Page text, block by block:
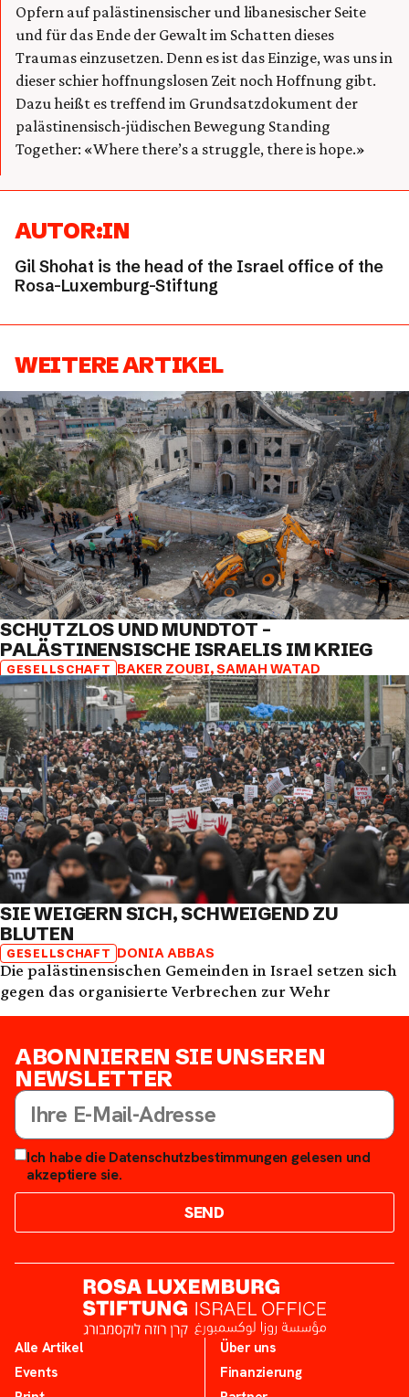
Opfern auf palästinensischer und libanesischer Seite
und für das Ende der Gewalt im Schatten dieses
Traumas einzusetzen. Denn es ist das Einzige, was uns in
dieser schier hoffnungslosen Zeit noch Hoffnung gibt.
Dazu heißt es treffend im Grundsatzdokument der
palästinensisch-jüdischen Bewegung Standing
Together: «Where there’s a struggle, there is hope.»
AUTOR:IN
Gil Shohat is the head of the Israel office of the
Rosa-Luxemburg-Stiftung
WEITERE ARTIKEL
SCHUTZLOS UND MUNDTOT –
PALÄSTINENSISCHE ISRAELIS IM KRIEG
GESELLSCHAFT BAKER ZOUBI,SAMAH WATAD
SIE WEIGERN SICH, SCHWEIGEND ZU
BLUTEN
GESELLSCHAFT DONIA ABBAS
Die palästinensischen Gemeinden in Israel setzen sich
gegen das organisierte Verbrechen zur Wehr
ABONNIEREN SIE UNSEREN
NEWSLETTER
Ich habe die Datenschutzbestimmungen gelesen und
akzeptiere sie.
SEND
Alle Artikel
Events
Über uns
Finanzierung